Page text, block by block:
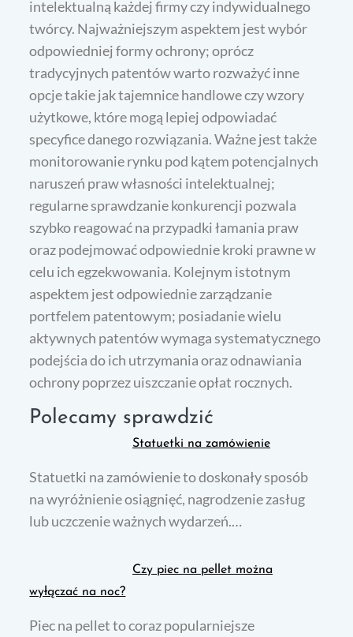
intelektualną każdej firmy czy indywidualnego
twórcy. Najważniejszym aspektem jest wybór
odpowiedniej formy ochrony; oprócz
tradycyjnych patentów warto rozważyć inne
opcje takie jak tajemnice handlowe czy wzory
użytkowe, które mogą lepiej odpowiadać
specyfice danego rozwiązania. Ważne jest także
monitorowanie rynku pod kątem potencjalnych
naruszeń praw własności intelektualnej;
regularne sprawdzanie konkurencji pozwala
szybko reagować na przypadki łamania praw
oraz podejmować odpowiednie kroki prawne w
celu ich egzekwowania. Kolejnym istotnym
aspektem jest odpowiednie zarządzanie
portfelem patentowym; posiadanie wielu
aktywnych patentów wymaga systematycznego
podejścia do ich utrzymania oraz odnawiania
ochrony poprzez uiszczanie opłat rocznych.
Polecamy sprawdzić
Statuetki na zamówienie
Statuetki na zamówienie to doskonały sposób
na wyróżnienie osiągnięć, nagrodzenie zasług
lub uczczenie ważnych wydarzeń.…
Czy piec na pellet można
wyłączać na noc?
Piec na pellet to coraz popularniejsze